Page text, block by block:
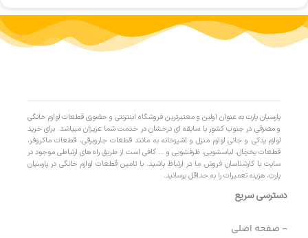
پارسیان پارت به عنوان اولین و معتبرترین فروشگاه اینترنتی و حضوری قطعات لوازم خانگی
و مصرفی در جنوب کشور با سابقه ای درخشان در خدمت شما عزیزان میباشد. برای خرید
لوازم یدکی و جانی لوازم منزل و آشپزخانه به مانند قطعات جاروبرقی، قطعات ماکروفر،
قطعات یخچال، لباسشویی، ظرفشویی و … کافی است از طریق راه های ارتباطی موجود در
سایت با کارشناسان فروش ما در ارتباط باشید. با تامین قطعات لوازم خانگی در پارسیان
پارت، هزینه تعمیرات را به حداقل برسانید.
دسترسی سریع
- صفحه اصلی